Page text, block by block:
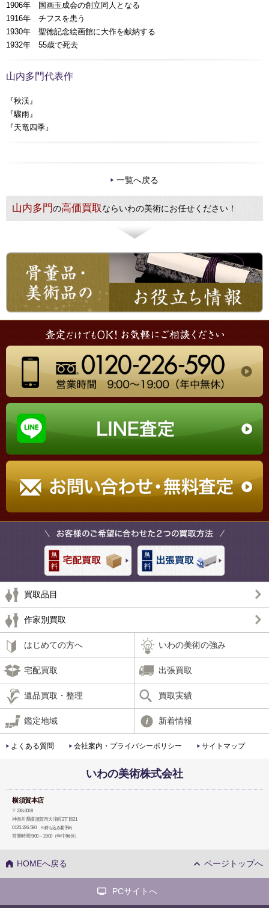
1906年 国画玉成会の創立同人となる
1916年 チフスを患う
1930年 聖徳記念絵画館に大作を献納する
1932年 55歳で死去
山内多門代表作
『秋渓』
『驟雨』
『天竜四季』
一覧へ戻る
山内多門の高価買取ならいわの美術にお任せください！
買取品目
作家別買取
はじめての方へ いわの美術の強み
宅配買取 出張買取
遺品買取・整理 買取実績
鑑定地域 新着情報
よくある質問 会社案内・プライバシーポリシー サイトマップ
いわの美術株式会社
横須賀本店
〒238-0008
神奈川県横須賀市大滝町2丁目21
0120-226-590
※持ち込み要予約
営業時間 9:00～19:00（年中無休）
HOMEへ戻る ページトップへ
PCサイトへ